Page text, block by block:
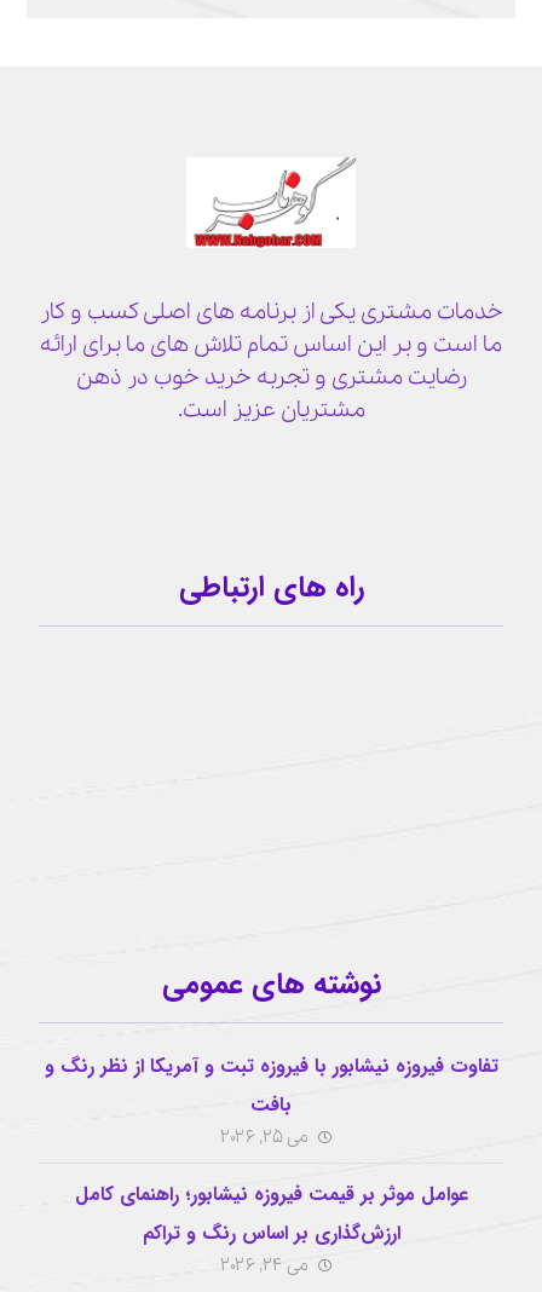
خدمات مشتری یکی از برنامه های اصلی کسب و کار
ما است و بر این اساس تمام تلاش های ما برای ارائه
رضایت مشتری و تجربه خرید خوب در ذهن
مشتریان عزیز است.
راه های ارتباطی
نوشته های عمومی
تفاوت فیروزه نیشابور با فیروزه تبت و آمریکا از نظر رنگ و
بافت
می 25, 2026
عوامل موثر بر قیمت فیروزه نیشابور؛ راهنمای کامل
ارزش‌گذاری بر اساس رنگ و تراکم
می 24, 2026